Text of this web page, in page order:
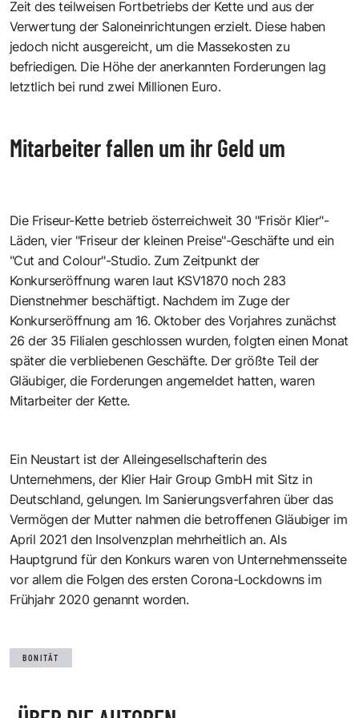
Zeit des teilweisen Fortbetriebs der Kette und aus der
Verwertung der Saloneinrichtungen erzielt. Diese haben
jedoch nicht ausgereicht, um die Massekosten zu
befriedigen. Die Höhe der anerkannten Forderungen lag
letztlich bei rund zwei Millionen Euro.
Mitarbeiter fallen um ihr Geld um
Die Friseur-Kette betrieb österreichweit 30 "Frisör Klier"-
Läden, vier "Friseur der kleinen Preise"-Geschäfte und ein
"Cut and Colour"-Studio. Zum Zeitpunkt der
Konkurseröffnung waren laut KSV1870 noch 283
Dienstnehmer beschäftigt. Nachdem im Zuge der
Konkurseröffnung am 16. Oktober des Vorjahres zunächst
26 der 35 Filialen geschlossen wurden, folgten einen Monat
später die verbliebenen Geschäfte. Der größte Teil der
Gläubiger, die Forderungen angemeldet hatten, waren
Mitarbeiter der Kette.
Ein Neustart ist der Alleingesellschafterin des
Unternehmens, der Klier Hair Group GmbH mit Sitz in
Deutschland, gelungen. Im Sanierungsverfahren über das
Vermögen der Mutter nahmen die betroffenen Gläubiger im
April 2021 den Insolvenzplan mehrheitlich an. Als
Hauptgrund für den Konkurs waren von Unternehmensseite
vor allem die Folgen des ersten Corona-Lockdowns im
Frühjahr 2020 genannt worden.
BONITÄT